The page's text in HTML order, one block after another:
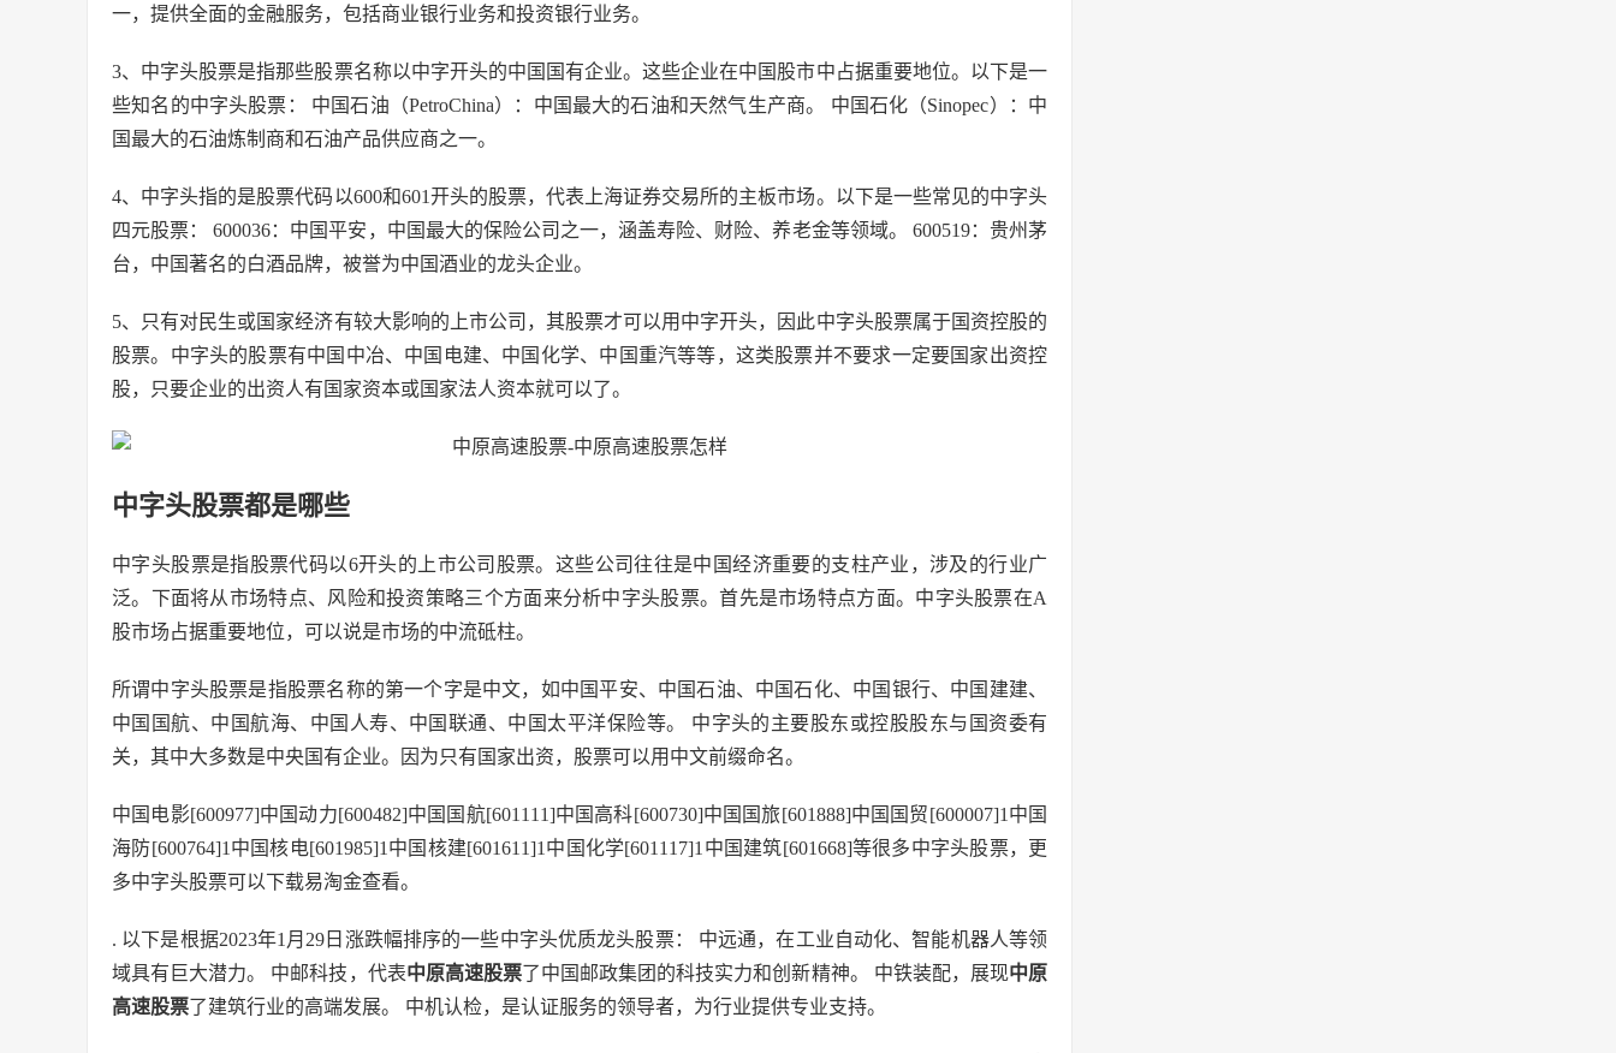
一，提供全面的金融服务，包括商业银行业务和投资银行业务。
3、中字头股票是指那些股票名称以中字开头的中国国有企业。这些企业在中国股市中占据重要地位。以下是一
些知名的中字头股票： 中国石油（PetroChina）：中国最大的石油和天然气生产商。 中国石化（Sinopec）：中
国最大的石油炼制商和石油产品供应商之一。
4、中字头指的是股票代码以600和601开头的股票，代表上海证券交易所的主板市场。以下是一些常见的中字头
四元股票： 600036：中国平安，中国最大的保险公司之一，涵盖寿险、财险、养老金等领域。 600519：贵州茅
台，中国著名的白酒品牌，被誉为中国酒业的龙头企业。
5、只有对民生或国家经济有较大影响的上市公司，其股票才可以用中字开头，因此中字头股票属于国资控股的
股票。中字头的股票有中国中冶、中国电建、中国化学、中国重汽等等，这类股票并不要求一定要国家出资控
股，只要企业的出资人有国家资本或国家法人资本就可以了。
中字头股票都是哪些
中字头股票是指股票代码以6开头的上市公司股票。这些公司往往是中国经济重要的支柱产业，涉及的行业广
泛。下面将从市场特点、风险和投资策略三个方面来分析中字头股票。首先是市场特点方面。中字头股票在A
股市场占据重要地位，可以说是市场的中流砥柱。
所谓中字头股票是指股票名称的第一个字是中文，如中国平安、中国石油、中国石化、中国银行、中国建建、
中国国航、中国航海、中国人寿、中国联通、中国太平洋保险等。 中字头的主要股东或控股股东与国资委有
关，其中大多数是中央国有企业。因为只有国家出资，股票可以用中文前缀命名。
中国电影[600977]中国动力[600482]中国国航[601111]中国高科[600730]中国国旅[601888]中国国贸[600007]1中国
海防[600764]1中国核电[601985]1中国核建[601611]1中国化学[601117]1中国建筑[601668]等很多中字头股票，更
多中字头股票可以下载易淘金查看。
. 以下是根据2023年1月29日涨跌幅排序的一些中字头优质龙头股票： 中远通，在工业自动化、智能机器人等领
域具有巨大潜力。 中邮科技，代表中原高速股票了中国邮政集团的科技实力和创新精神。 中铁装配，展现中原
高速股票了建筑行业的高端发展。 中机认检，是认证服务的领导者，为行业提供专业支持。